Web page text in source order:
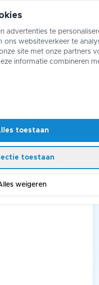
Magic The
Box
advertenties te
websiteverkeer te
site met onze partners
informatie combineren
toestaan
toestaan
weigeren